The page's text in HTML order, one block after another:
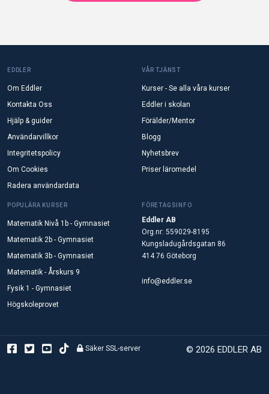
EDDLER
Om Eddler
Kontakta Oss
Hjälp & guider
Användarvillkor
Integritetspolicy
Om Cookies
Radera användardata
VÅR TJÄNST
Kurser - Se alla våra kurser
Eddler i skolan
Förälder/Mentor
Blogg
Nyhetsbrev
Priser läromedel
POPULÄRA KURSER
Matematik Nivå 1b - Gymnasiet
Matematik 2b - Gymnasiet
Matematik 3b - Gymnasiet
Matematik - Årskurs 9
Fysik 1 - Gymnasiet
Högskoleprovet
FÖRETAGSINFO
Eddler AB
Org.nr: 559029-8195
Kungsladugårdsgatan 86
414 76 Göteborg
info@eddler.se
© 2026 EDDLER AB
Säker SSL-server